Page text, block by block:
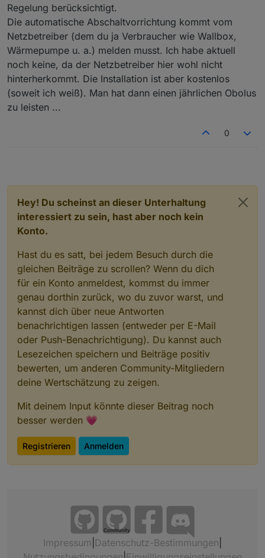
dass die Temperatur für die WW-Erzeugung bei PV-
Überschuss erhöht wird.
Zusammenspiel mit meiner WB Multi Connect konnte ich
noch nicht wirklich testen, da die Integration meines
Auto's erst seit ein paar Tagen möglich ist. Der
Sonnen-/Mischmodus hat aber auch ohne Integration
wie erwartet funktioniert.
Spannend wird das Ganze ja erst, wenn nicht mehr
genug PV-Erzeugung stattfindet und das iZm dem
dynamischen Stromtarif gesteuert wird/werden soll.
Regelung berücksichtigt.
Die automatische Abschaltvorrichtung kommt vom
Netzbetreiber (dem du ja Verbraucher wie Wallbox,
Wärmepumpe u. a.) melden musst. Ich habe aktuell
noch keine, da der Netzbetreiber hier wohl nicht
hinterherkommt. Die Installation ist aber kostenlos
(soweit ich weiß). Man hat dann einen jährlichen Obolus
zu leisten ...
0
Hey! Du scheinst an dieser Unterhaltung
interessiert zu sein, hast aber noch kein
Konto.
Hast du es satt, bei jedem Besuch durch die
gleichen Beiträge zu scrollen? Wenn du dich
für ein Konto anmeldest, kommst du immer
genau dorthin zurück, wo du zuvor warst, und
kannst dich über neue Antworten
benachrichtigen lassen (entweder per E-Mail
oder Push-Benachrichtigung). Du kannst auch
Lesezeichen speichern und Beiträge positiv
bewerten, um anderen Community-Mitgliedern
deine Wertschätzung zu zeigen.
Mit deinem Input könnte dieser Beitrag noch
besser werden 💗
Registrieren Anmelden
Community
Impressum Datenschutz-Bestimmungen